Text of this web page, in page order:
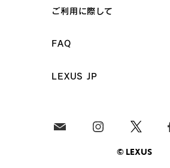
ご利用に際して
FAQ
LEXUS JP
© LEXUS